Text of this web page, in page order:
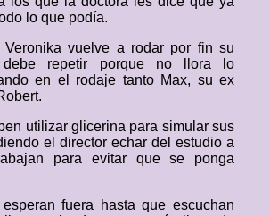
lo que podía.
Veronika vuelve a rodar por fin su
debe repetir porque no llora lo
en el rodaje tanto Max, su ex
utilizar glicerina para simular sus
el director echar del estudio a
para evitar que se ponga
fuera hasta que escuchan